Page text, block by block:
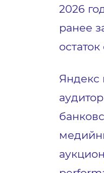
2026
ранее
Яндекс